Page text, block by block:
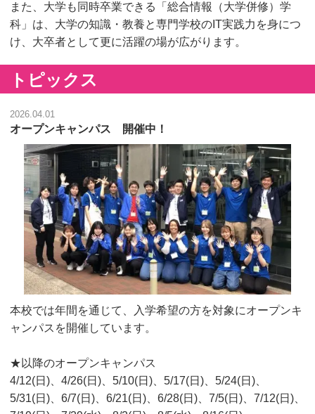
また、大学も同時卒業できる「総合情報（大学併修）学
科」は、大学の知識・教養と専門学校のIT実践力を身につ
け、大卒者として更に活躍の場が広がります。
トピックス
2026.04.01
オープンキャンパス 開催中！
本校では年間を通じて、入学希望の方を対象にオープンキ
ャンパスを開催しています。
★以降のオープンキャンパス
4/12(日)、4/26(日)、5/10(日)、5/17(日)、5/24(日)、
5/31(日)、6/7(日)、6/21(日)、6/28(日)、7/5(日)、7/12(日)、